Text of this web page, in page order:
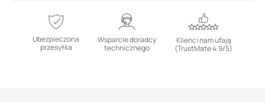
Ubezpieczona
przesyłka
Wsparcie doradcy
technicznego
Klienci nam ufają
(TrustMate 4.9/5)